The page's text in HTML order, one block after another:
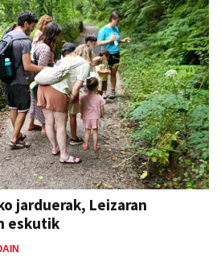
jarduerak, Leizaran
eskutik